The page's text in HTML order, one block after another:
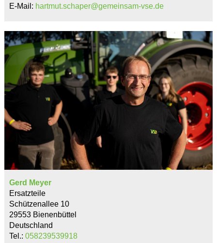
E-Mail: hartmut.schaper@gemeinsam-vse.de
Gerd Meyer
Ersatzteile
Schützenallee 10
29553 Bienenbüttel
Deutschland
Tel.: 058239539918